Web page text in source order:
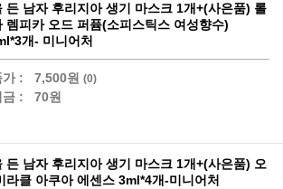
든 남자 후리지아 생기 마스크 1개+(사은품) 롤
렘피카 오드 퍼퓸(소피스틱스 여성향수)
개- 미니어처
가 : 7,500원 (0)
금 : 70원
든 남자 후리지아 생기 마스크 1개+(사은품) 오
라클 아쿠아 에센스 3ml*4개-미니어처